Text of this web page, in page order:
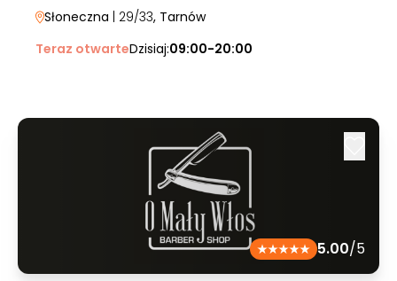
Słoneczna | 29/33, Tarnów
Teraz otwarteDzisiaj:09:00-20:00
5.00/5